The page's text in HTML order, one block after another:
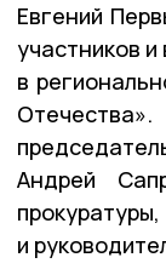
Евгений
участников
в
Андрей
и